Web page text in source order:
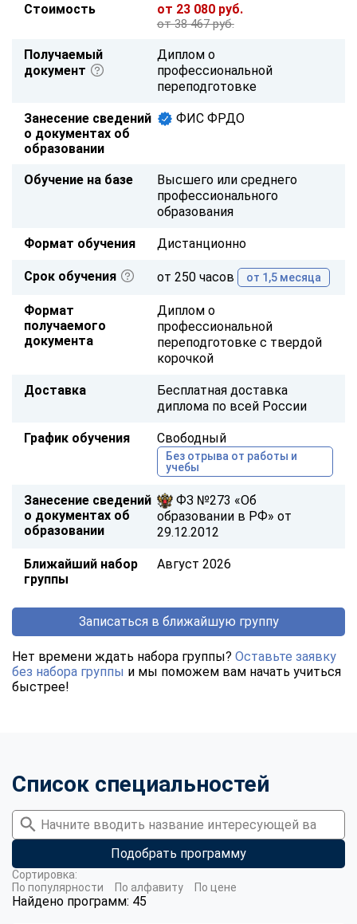
Стоимость от 23 080 руб.
от 38 467 руб.
Получаемый
документ
Диплом о
профессиональной
переподготовке
Занесение сведений
о документах об
образовании
ФИС ФРДО
Обучение на базе
Высшего или среднего
профессионального
образования
Формат обучения Дистанционно
Срок обучения от 250 часов от 1,5 месяца
Формат
получаемого
документа
Диплом о
профессиональной
переподготовке с твердой
корочкой
Доставка
Бесплатная доставка
диплома по всей России
График обучения Свободный
Без отрыва от работы и
учебы
Занесение сведений
о документах об
образовании
ФЗ №273 «Об
образовании в РФ» от
29.12.2012
Ближайший набор
группы
Август 2026
Записаться в ближайшую группу
Нет времени ждать набора группы? Оставьте заявку
без набора группы и мы поможем вам начать учиться
быстрее!
Список специальностей
Подобрать программу
Найдено программ: 45
Сортировка:
По популярности
По алфавиту По цене